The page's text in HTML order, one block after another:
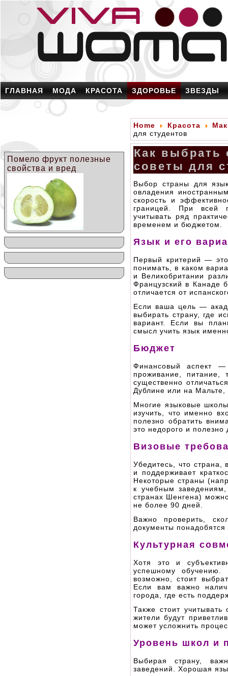
ГЛАВНАЯ МОДА КРАСОТА ЗДОРОВЬЕ ЗВЕЗДЫ
Помело фрукт полезные
свойства и вред
Home Красота
для студентов
Как выбрать
советы для
Выбор страны для
овладения
скорость и
границей. При всей
учитывать ряд
временем и бюджетом.
Язык и его
Первый критерий —
понимать, в каком
и Великобритании
Французский в Канаде
отличается от
Если ваша цель —
выбирать страну, где
вариант. Если вы
смысл учить язык
Бюджет
Финансовый аспект
проживание, питание,
существенно
Дублине или на Мальте,
Многие языковые
изучить, что именно
полезно обратить
это недорого и полезно
Визовые
Убедитесь, что страна,
и поддерживает
Некоторые страны
к учебным
странах Шенгена)
не более 90 дней.
Важно проверить,
документы
Культурная
Хотя это и
успешному обучению.
возможно, стоит
Если вам важно
города, где есть
Также стоит
жители будут
может усложнить
Уровень школ и
Выбирая страну,
заведений. Хорошая